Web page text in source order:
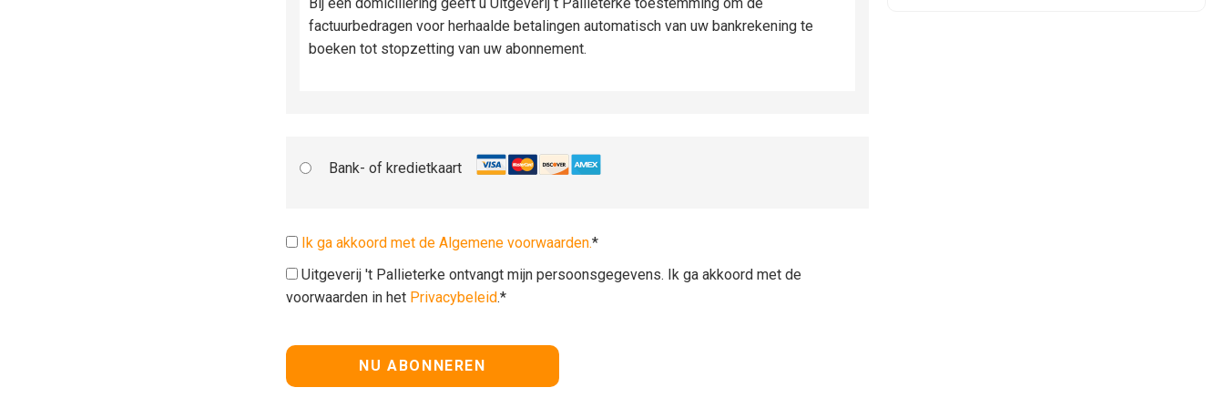
factuurbedragen voor herhaalde betalingen automatisch van uw bankrekening te
boeken tot stopzetting van uw abonnement.
Bank- of kredietkaart
Ik ga akkoord met de Algemene voorwaarden.*
Uitgeverij 't Pallieterke ontvangt mijn persoonsgegevens. Ik ga akkoord met de
voorwaarden in het Privacybeleid.*
Geen waarde